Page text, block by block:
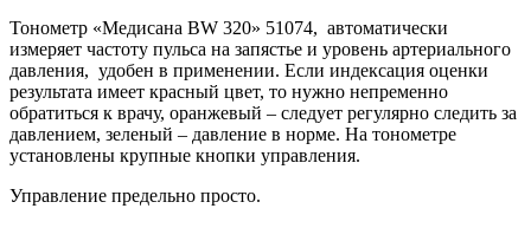
Тонометр «Медисана BW 320» 51074, автоматически
измеряет частоту пульса на запястье и уровень артериального
давления, удобен в применении. Если индексация оценки
результата имеет красный цвет, то нужно непременно
обратиться к врачу, оранжевый – следует регулярно следить за
давлением, зеленый – давление в норме. На тонометре
установлены крупные кнопки управления.
Управление предельно просто.